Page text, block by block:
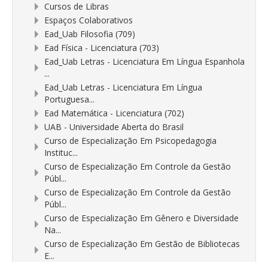
Cursos de Libras
Espaços Colaborativos
Ead_Uab Filosofia (709)
Ead Física - Licenciatura (703)
Ead_Uab Letras - Licenciatura Em Língua Espanhola
...
Ead_Uab Letras - Licenciatura Em Língua
Portuguesa...
Ead Matemática - Licenciatura (702)
UAB - Universidade Aberta do Brasil
Curso de Especialização Em Psicopedagogia
Instituc...
Curso de Especialização Em Controle da Gestão
Públ...
Curso de Especialização Em Controle da Gestão
Públ...
Curso de Especialização Em Gênero e Diversidade
Na...
Curso de Especialização Em Gestão de Bibliotecas
E...